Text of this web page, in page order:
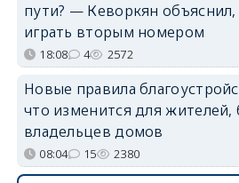
пути? — Кеворкян объяснил,
играть вторым номером
18:08 4 2572
Новые правила
что изменится для жителей,
владельцев домов
08:04 15 2380